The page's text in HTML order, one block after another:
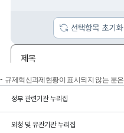
규제혁신과제현황이 표시되지 않는 분은
정부 관련기관 누리집
외청 및 유관기관 누리집